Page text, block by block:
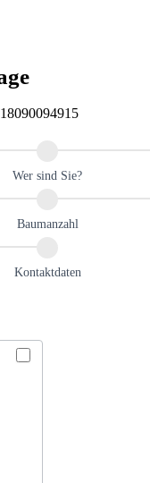
Wer sind Sie?
Baumanzahl
Kontaktdaten